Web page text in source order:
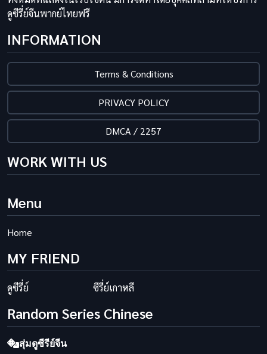
ดูซีรี่ย์จีนพากย์ไทยฟรี
INFORMATION
Terms & Conditions
PRIVACY POLICY
DMCA / 2257
WORK WITH US
Menu
Home
MY FRIEND
ดูซีรี่ย์ ซีรี่ย์เกาหลี
Random Series Chinese
สุ่มดูซีรีย์จีน